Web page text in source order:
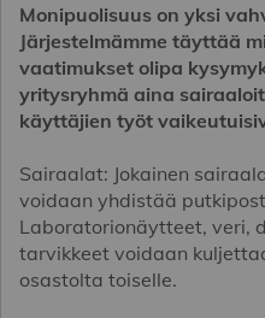
Monipuolisuus on yksi
Järjestelmämme täyttää
vaatimukset olipa
yritysryhmä aina
käyttäjien työt
Sairaalat: Jokainen
voidaan yhdistää
Laboratorionäytteet, veri,
tarvikkeet voidaan
osastolta toiselle.